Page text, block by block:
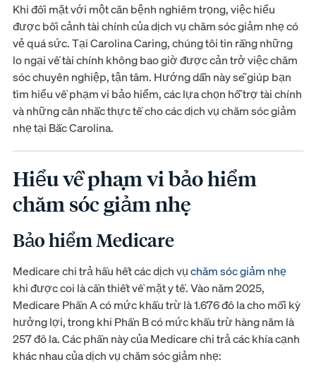
Khi đối mặt với một căn bệnh nghiêm trọng, việc hiểu
được bối cảnh tài chính của dịch vụ chăm sóc giảm nhẹ có
vẻ quá sức. Tại Carolina Caring, chúng tôi tin rằng những
lo ngại về tài chính không bao giờ được cản trở việc chăm
sóc chuyên nghiệp, tận tâm. Hướng dẫn này sẽ giúp bạn
tìm hiểu về phạm vi bảo hiểm, các lựa chọn hỗ trợ tài chính
và những cân nhắc thực tế cho các dịch vụ chăm sóc giảm
nhẹ tại Bắc Carolina.
Hiểu về phạm vi bảo hiểm
chăm sóc giảm nhẹ
Bảo hiểm Medicare
Medicare chi trả hầu hết các dịch vụchăm sóc giảm nhẹ
khi được coi là cần thiết về mặt y tế. Vào năm 2025,
Medicare Phần A có mức khấu trừ là 1.676 đô la cho mỗi kỳ
hưởng lợi, trong khi Phần B có mức khấu trừ hàng năm là
257 đô la. Các phần này của Medicare chi trả các khía cạnh
khác nhau của dịch vụ chăm sóc giảm nhẹ: